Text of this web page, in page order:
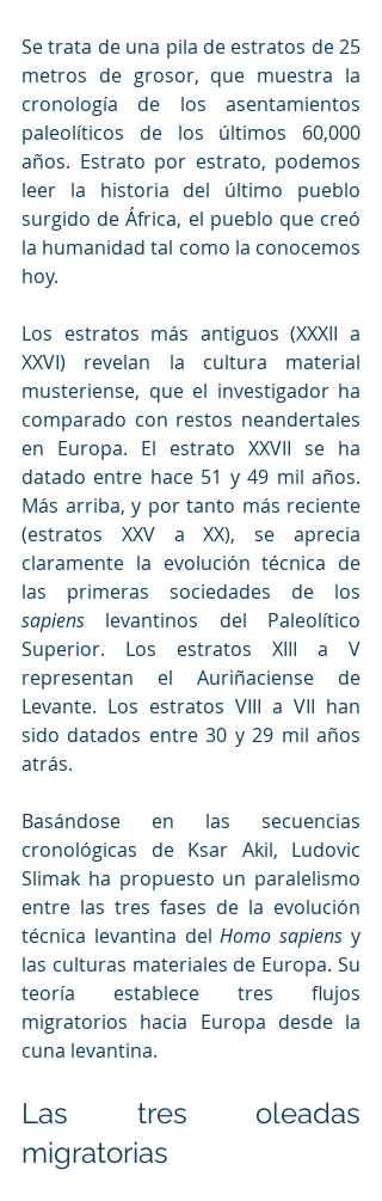
Se trata de una pila de estratos de 25
metros de grosor, que muestra la
cronología de los asentamientos
paleolíticos de los últimos 60,000
años. Estrato por estrato, podemos
leer la historia del último pueblo
surgido de África, el pueblo que creó
la humanidad tal como la conocemos
hoy.
Los estratos más antiguos (XXXII a
XXVI) revelan la cultura material
musteriense, que el investigador ha
comparado con restos neandertales
en Europa. El estrato XXVII se ha
datado entre hace 51 y 49 mil años.
Más arriba, y por tanto más reciente
(estratos XXV a XX), se aprecia
claramente la evolución técnica de
sapiens levantinos del Paleolítico
Superior. Los estratos XIII a V
representan el Auriñaciense de
Levante. Los estratos VIII a VII han
sido datados entre 30 y 29 mil años
atrás.
Basándose en las secuencias
cronológicas de Ksar Akil, Ludovic
Slimak ha propuesto un paralelismo
entre las tres fases de la evolución
técnica levantina del Homo sapiens y
las culturas materiales de Europa. Su
teoría establece tres flujos
migratorios hacia Europa desde la
cuna levantina.
Las tres oleadas
migratorias